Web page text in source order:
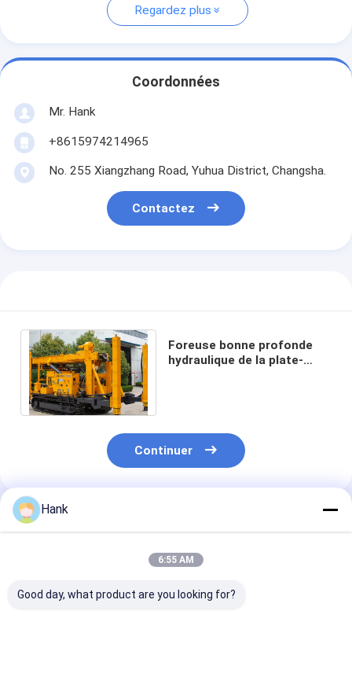
Regardez plus
Coordonnées
Mr. Hank
+8615974214965
No. 255 Xiangzhang Road, Yuhua District, Changsha.
Contactez
Foreuse bonne profonde
hydraulique de la plate-
Continuer
Produits Recommandés
Hank
6:55 AM
Good day, what product are you looking for?